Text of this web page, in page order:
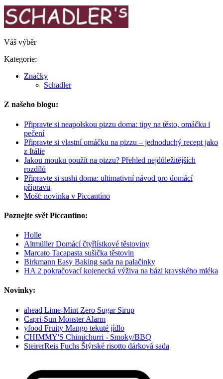
Váš výběr
Kategorie:
Značky
Schadler
Z našeho blogu:
Připravte si neapolskou pizzu doma: tipy na těsto, omáčku i
pečení
Připravte si vlastní omáčku na pizzu – jednoduchý recept jako
z Itálie
Jakou mouku použít na pizzu? Přehled nejdůležitějších
rozdílů
Připravte si sushi doma: ultimativní návod pro domácí
přípravu
Mošt: novinka v Piccantino
Poznejte svět Piccantino:
Holle
Altmüller Domácí čtyřlístkové těstoviny
Marcato Tacapasta sušička těstovin
Birkmann Easy Baking sada na palačinky
HA 2 pokračovací kojenecká výživa na bázi kravského mléka
Novinky:
ahead Lime-Mint Zero Sugar Sirup
Capri-Sun Monster Alarm
yfood Fruity Mango tekuté jídlo
CHIMMY'S Chimichurri - Smoky/BBQ
SteirerReis Fuchs Štýrské risotto dárková sada